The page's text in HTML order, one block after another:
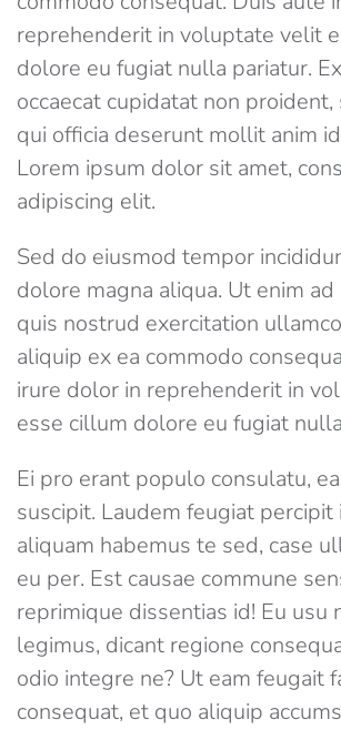
reprehenderit in voluptate velit
dolore eu fugiat nulla pariatur.
occaecat cupidatat non
qui officia deserunt mollit anim
Lorem ipsum dolor sit amet,
adipiscing elit.
Sed do eiusmod tempor
dolore magna aliqua. Ut enim ad
quis nostrud exercitation
aliquip ex ea commodo
irure dolor in reprehenderit in
esse cillum dolore eu fugiat
Ei pro erant populo consulatu,
suscipit. Laudem feugiat percipit
aliquam habemus te sed, case
eu per. Est causae commune
reprimique dissentias id! Eu usu
legimus, dicant regione
odio integre ne? Ut eam feugait
consequat, et quo aliquip